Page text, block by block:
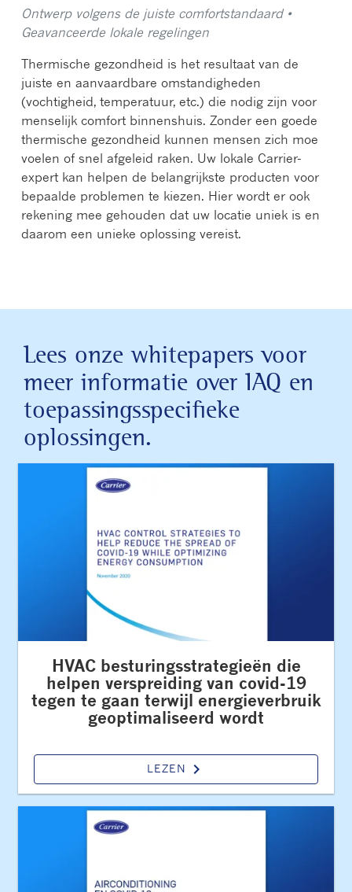
Ontwerp volgens de juiste comfortstandaard •
Geavanceerde lokale regelingen
Thermische gezondheid is het resultaat van de
juiste en aanvaardbare omstandigheden
(vochtigheid, temperatuur, etc.) die nodig zijn voor
menselijk comfort binnenshuis. Zonder een goede
thermische gezondheid kunnen mensen zich moe
voelen of snel afgeleid raken. Uw lokale Carrier-
expert kan helpen de belangrijkste producten voor
bepaalde problemen te kiezen. Hier wordt er ook
rekening mee gehouden dat uw locatie uniek is en
daarom een unieke oplossing vereist.
Lees onze whitepapers voor
meer informatie over IAQ en
toepassingsspecifieke
oplossingen.
HVAC besturingsstrategieën die
helpen verspreiding van covid-19
tegen te gaan terwijl energieverbruik
geoptimaliseerd wordt
LEZEN keyboard_arrow_right